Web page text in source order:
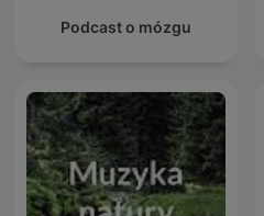
Podcast o mózgu